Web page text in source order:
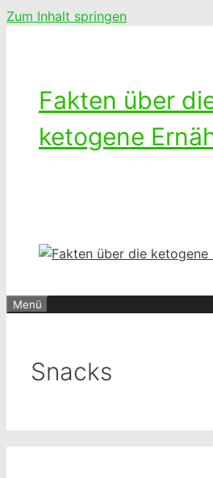
Zum Inhalt springen
Fakten über
ketogene
Menü
Snacks